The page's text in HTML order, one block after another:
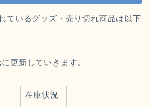
ているグッズ・売り切れ商品は以下
更新していきます。
在庫状況